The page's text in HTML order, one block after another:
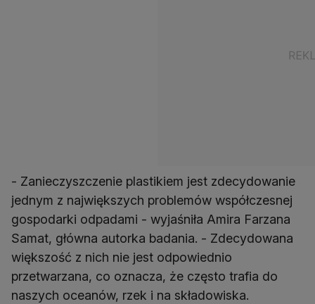
- Zanieczyszczenie plastikiem jest zdecydowanie
jednym z największych problemów współczesnej
gospodarki odpadami - wyjaśniła Amira Farzana
Samat, główna autorka badania. - Zdecydowana
większość z nich nie jest odpowiednio
przetwarzana, co oznacza, że często trafia do
naszych oceanów, rzek i na składowiska.